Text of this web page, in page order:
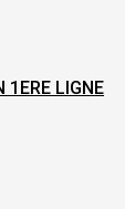
1ERE LIGNE